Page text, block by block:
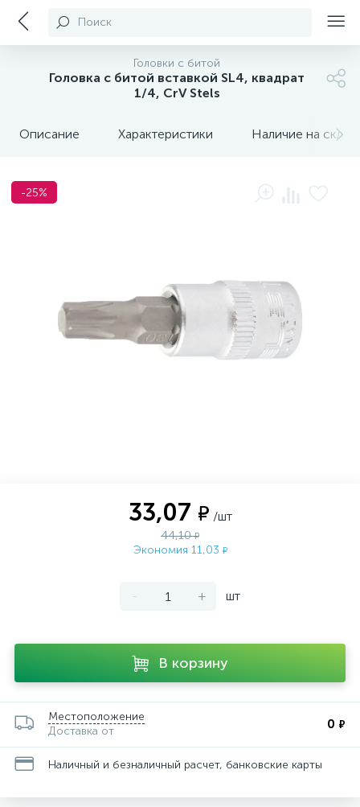
Поиск
Головки с битой
Головка с битой вставкой SL4, квадрат
1/4, CrV Stels
Описание Характеристики Наличие на
-25%
33,07 ₽ /шт
44,10₽
Экономия 11,03 ₽
- + шт
В корзину
Местоположение
Доставка от
0 ₽
Наличный и безналичный расчет, банковские карты